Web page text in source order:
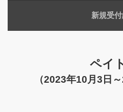
新規受
ペイ
（2023年10月3日